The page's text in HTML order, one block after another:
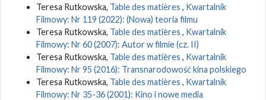
Teresa Rutkowska, Table des matières , Kwartalnik
Filmowy: Nr 119 (2022): (Nowa) teoria filmu
Teresa Rutkowska, Table des matières , Kwartalnik
Filmowy: Nr 60 (2007): Autor w filmie (cz. II)
Teresa Rutkowska, Table des matières , Kwartalnik
Filmowy: Nr 95 (2016): Transnarodowość kina polskiego
Teresa Rutkowska, Table des matières , Kwartalnik
Filmowy: Nr 35-36 (2001): Kino i nowe media